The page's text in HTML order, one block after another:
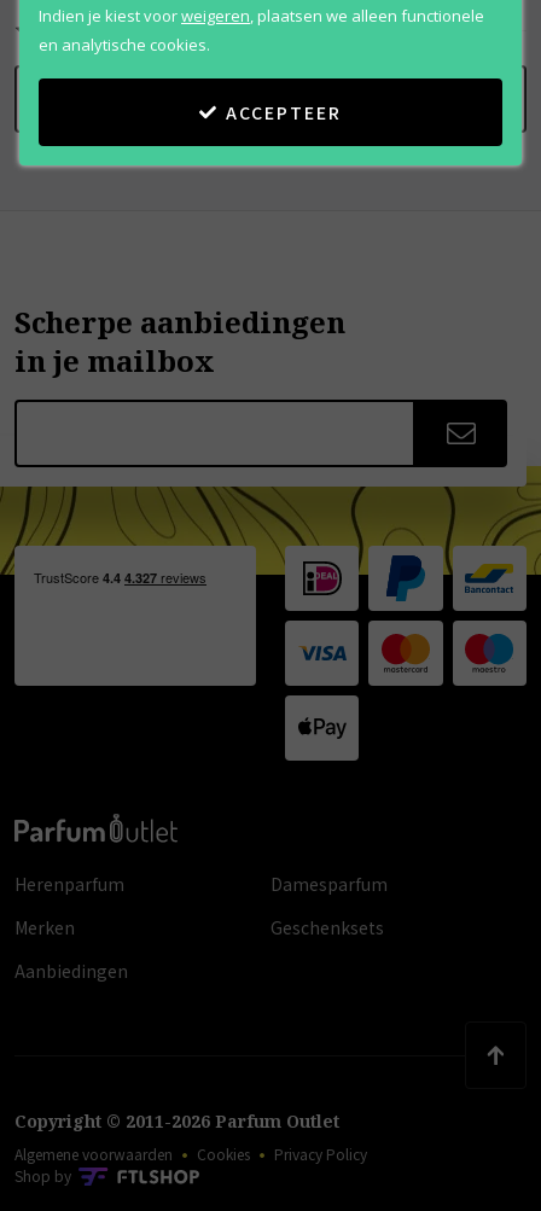
SCHRIJF BEOORDELING
Scherpe aanbiedingen
in je mailbox
Herenparfum
Damesparfum
Merken
Geschenksets
Aanbiedingen
Copyright © 2011-2026 Parfum Outlet
Algemene voorwaarden Cookies
Privacy Policy
Shop by
Indien je kiest voorweigeren,plaatsen we alleen functionele
en analytische cookies.
ACCEPTEER